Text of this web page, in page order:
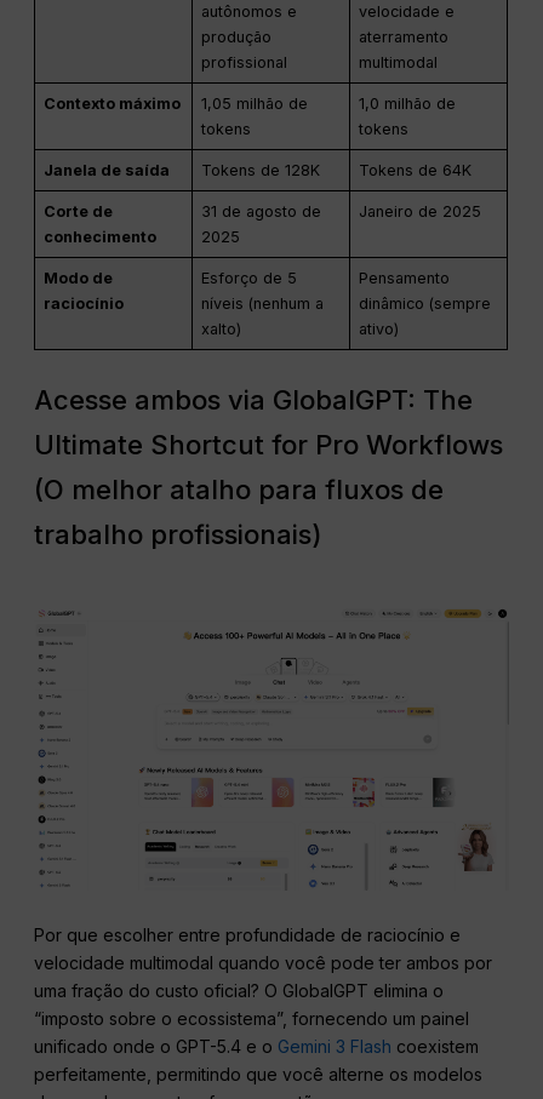
autônomos e
produção
profissional
velocidade e
aterramento
multimodal
Contexto máximo
1,05 milhão de
tokens
1,0 milhão de
tokens
Janela de saída Tokens de 128K Tokens de 64K
Corte de
conhecimento
31 de agosto de
2025
Janeiro de 2025
Modo de
raciocínio
Esforço de 5
níveis (nenhum a
xalto)
Pensamento
dinâmico (sempre
ativo)
Acesse ambos via GlobalGPT: The
Ultimate Shortcut for Pro Workflows
(O melhor atalho para fluxos de
trabalho profissionais)
Por que escolher entre profundidade de raciocínio e
velocidade multimodal quando você pode ter ambos por
uma fração do custo oficial? O GlobalGPT elimina o
“imposto sobre o ecossistema”, fornecendo um painel
unificado onde o GPT-5.4 e o Gemini 3 Flash coexistem
perfeitamente, permitindo que você alterne os modelos